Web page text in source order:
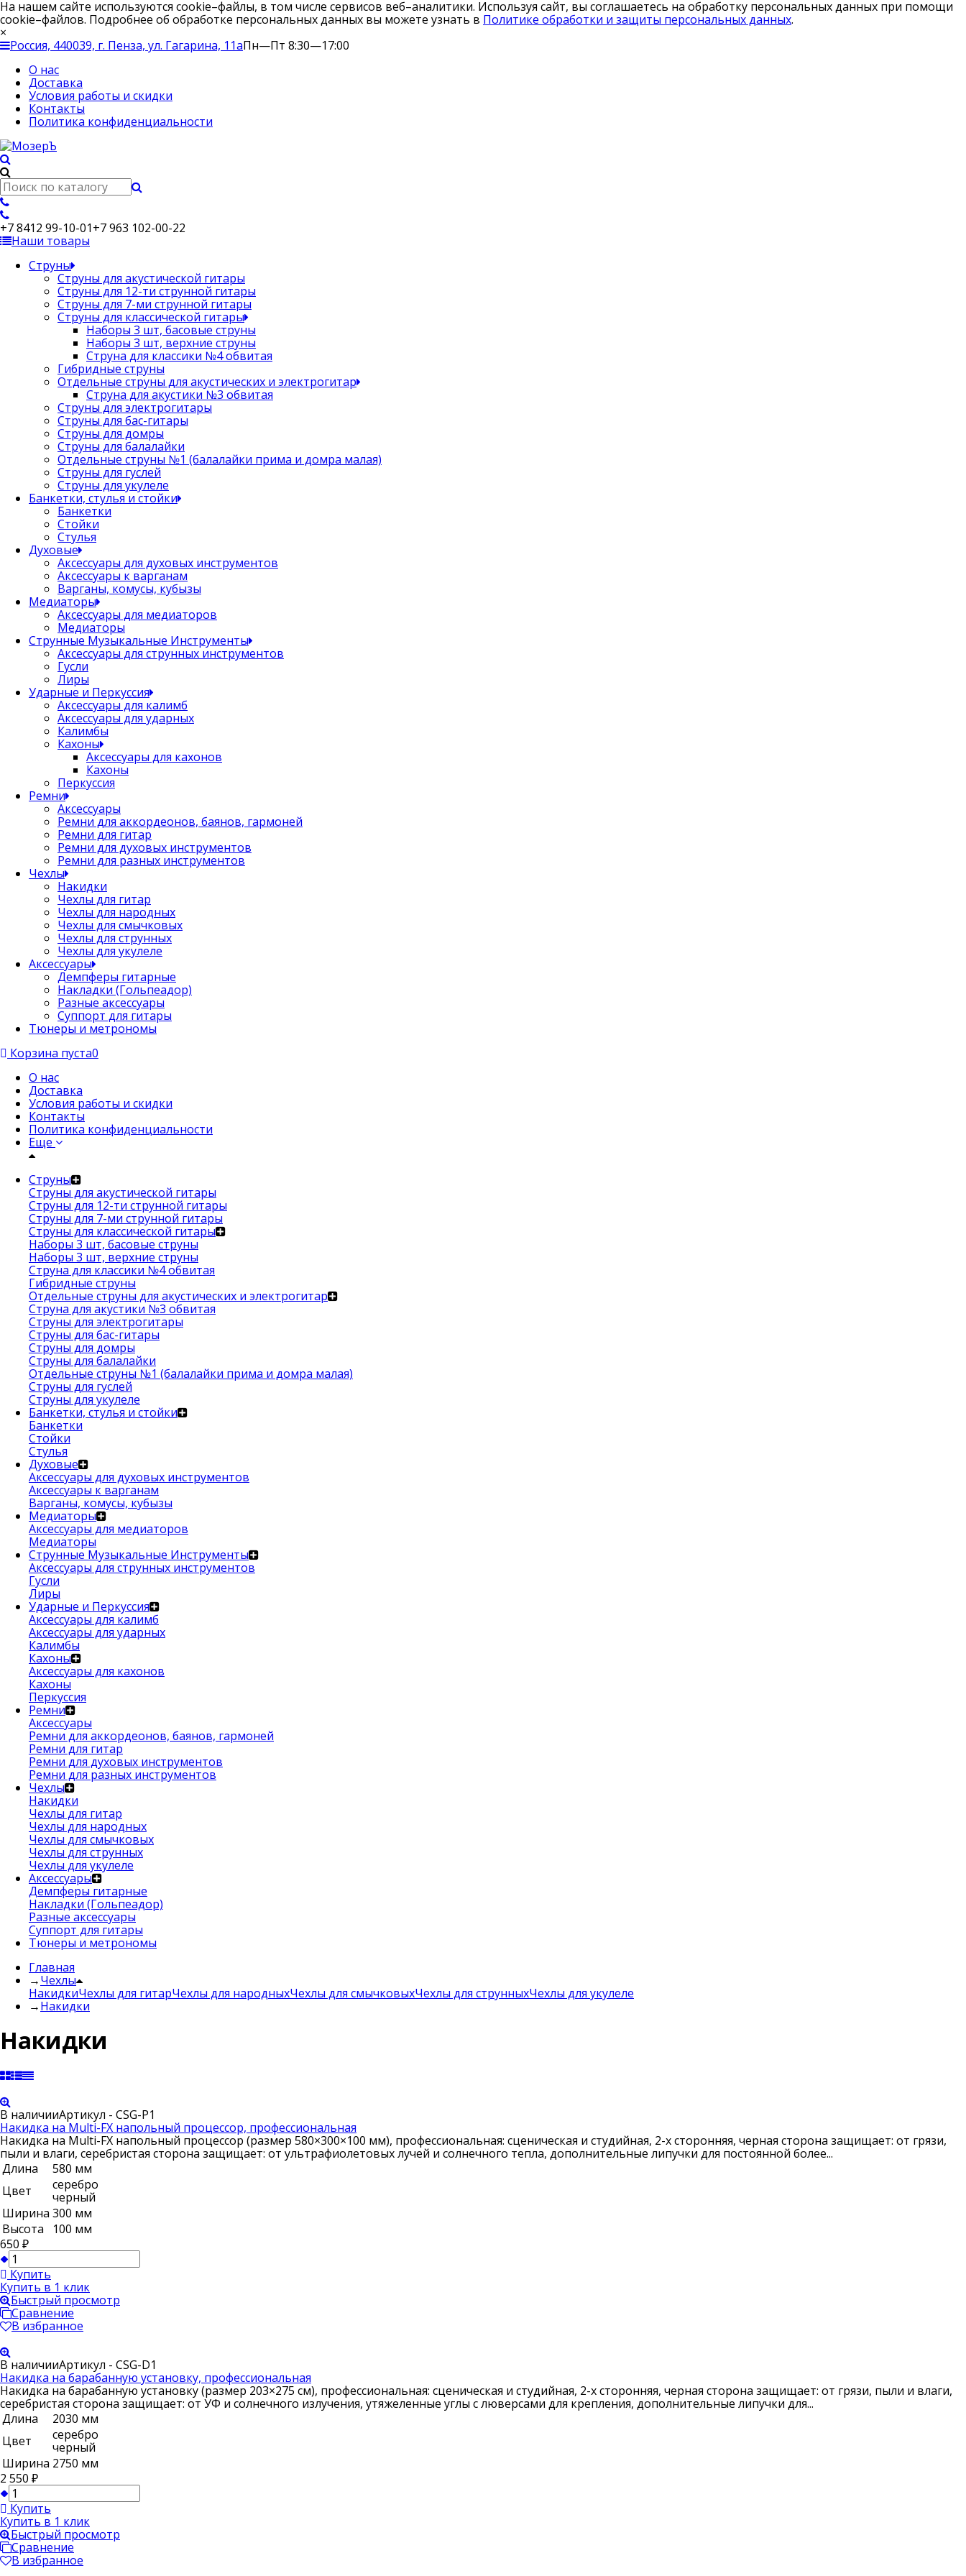
На нашем сайте используются cookie–файлы, в том числе сервисов веб–аналитики. Используя сайт, вы соглашаетесь на обработку персональных данных при помощи
cookie–файлов. Подробнее об обработке персональных данных вы можете узнать в Политике обработки и защиты персональных данных.
×
Россия, 440039, г. Пенза, ул. Гагарина, 11аПн—Пт 8:30—17:00
О нас
Доставка
Условия работы и скидки
Контакты
Политика конфиденциальности
+7 8412 99-10-01+7 963 102-00-22
Наши товары
Струны
Струны для акустической гитары
Струны для 12-ти струнной гитары
Струны для 7-ми струнной гитары
Струны для классической гитары
Наборы 3 шт, басовые струны
Наборы 3 шт, верхние струны
Струна для классики №4 обвитая
Гибридные струны
Отдельные струны для акустических и электрогитар
Струна для акустики №3 обвитая
Струны для электрогитары
Струны для бас-гитары
Струны для домры
Струны для балалайки
Отдельные струны №1 (балалайки прима и домра малая)
Струны для гуслей
Струны для укулеле
Банкетки, стулья и стойки
Банкетки
Стойки
Стулья
Духовые
Аксессуары для духовых инструментов
Аксессуары к варганам
Варганы, комусы, кубызы
Медиаторы
Аксессуары для медиаторов
Медиаторы
Струнные Музыкальные Инструменты
Аксессуары для струнных инструментов
Гусли
Лиры
Ударные и Перкуссия
Аксессуары для калимб
Аксессуары для ударных
Калимбы
Кахоны
Аксессуары для кахонов
Кахоны
Перкуссия
Ремни
Аксессуары
Ремни для аккордеонов, баянов, гармоней
Ремни для гитар
Ремни для духовых инструментов
Ремни для разных инструментов
Чехлы
Накидки
Чехлы для гитар
Чехлы для народных
Чехлы для смычковых
Чехлы для струнных
Чехлы для укулеле
Аксессуары
Демпферы гитарные
Накладки (Гольпеадор)
Разные аксессуары
Суппорт для гитары
Тюнеры и метрономы
Корзина пуста0
О нас
Доставка
Условия работы и скидки
Контакты
Политика конфиденциальности
Еще
Струны
Струны для акустической гитары
Струны для 12-ти струнной гитары
Струны для 7-ми струнной гитары
Струны для классической гитары
Наборы 3 шт, басовые струны
Наборы 3 шт, верхние струны
Струна для классики №4 обвитая
Гибридные струны
Отдельные струны для акустических и электрогитар
Струна для акустики №3 обвитая
Струны для электрогитары
Струны для бас-гитары
Струны для домры
Струны для балалайки
Отдельные струны №1 (балалайки прима и домра малая)
Струны для гуслей
Струны для укулеле
Банкетки, стулья и стойки
Банкетки
Стойки
Стулья
Духовые
Аксессуары для духовых инструментов
Аксессуары к варганам
Варганы, комусы, кубызы
Медиаторы
Аксессуары для медиаторов
Медиаторы
Струнные Музыкальные Инструменты
Аксессуары для струнных инструментов
Гусли
Лиры
Ударные и Перкуссия
Аксессуары для калимб
Аксессуары для ударных
Калимбы
Кахоны
Аксессуары для кахонов
Кахоны
Перкуссия
Ремни
Аксессуары
Ремни для аккордеонов, баянов, гармоней
Ремни для гитар
Ремни для духовых инструментов
Ремни для разных инструментов
Чехлы
Накидки
Чехлы для гитар
Чехлы для народных
Чехлы для смычковых
Чехлы для струнных
Чехлы для укулеле
Аксессуары
Демпферы гитарные
Накладки (Гольпеадор)
Разные аксессуары
Суппорт для гитары
Тюнеры и метрономы
Главная
→Чехлы
НакидкиЧехлы для гитарЧехлы для народныхЧехлы для смычковыхЧехлы для струнныхЧехлы для укулеле
→Накидки
Накидки
В наличииАртикул - CSG-P1
Накидка на Multi-FX напольный процессор, профессиональная
Накидка на Multi-FX напольный процессор (размер 580×300×100 мм), профессиональная: сценическая и студийная, 2-х сторонняя, черная сторона защищает: от грязи,
пыли и влаги, серебристая сторона защищает: от ультрафиолетовых лучей и солнечного тепла, дополнительные липучки для постоянной более...
Длина
580 мм
Цвет
серебро
черный
Ширина 300 мм
Высота
100 мм
650 ₽
Купить
Купить в 1 клик
Быстрый просмотр
Сравнение
В избранное
В наличииАртикул - CSG-D1
Накидка на барабанную установку, профессиональная
Накидка на барабанную установку (размер 203×275 см), профессиональная: сценическая и студийная, 2-х сторонняя, черная сторона защищает: от грязи, пыли и влаги,
серебристая сторона защищает: от УФ и солнечного излучения, утяжеленные углы с люверсами для крепления, дополнительные липучки для...
Длина
2030 мм
Цвет
серебро
черный
Ширина 2750 мм
2 550 ₽
Купить
Купить в 1 клик
Быстрый просмотр
Сравнение
В избранное